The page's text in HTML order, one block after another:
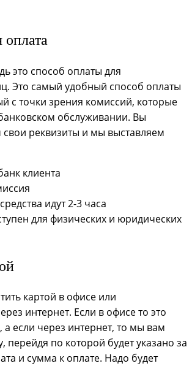
оплата
это способ оплаты для
Это самый удобный способ оплаты
с точки зрения комиссий, которые
обслуживании. Вы
реквизиты и мы выставляем
клиента
идут 2-3 часа
для физических и юридических
картой в офисе или
интернет. Если в офисе то это
а если через интернет, то мы вам
перейдя по которой будет указано за
и сумма к оплате. Надо будет